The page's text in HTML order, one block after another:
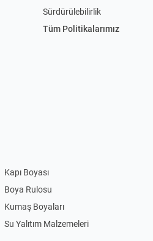
Sürdürülebilirlik
Tüm Politikalarımız
Kapı Boyası
Boya Rulosu
Kumaş Boyaları
Su Yalıtım Malzemeleri